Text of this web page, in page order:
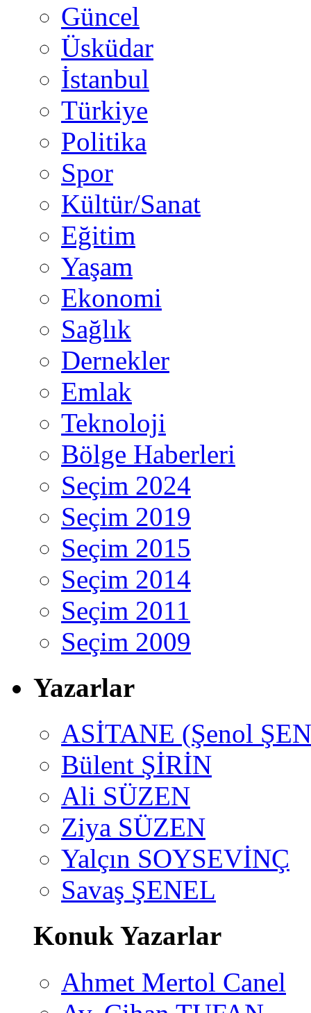
Güncel
Üsküdar
İstanbul
Türkiye
Politika
Spor
Kültür/Sanat
Eğitim
Yaşam
Ekonomi
Sağlık
Dernekler
Emlak
Teknoloji
Bölge Haberleri
Seçim 2024
Seçim 2019
Seçim 2015
Seçim 2014
Seçim 2011
Seçim 2009
Yazarlar
ASİTANE (Şenol
Bülent ŞİRİN
Ali SÜZEN
Ziya SÜZEN
Yalçın SOYSEVİNÇ
Savaş ŞENEL
Konuk Yazarlar
Ahmet Mertol Canel